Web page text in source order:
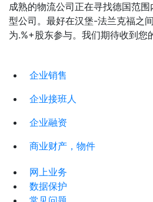
成熟的物流公司正在寻找德国范
型公司。最好在汉堡-法兰克福之
为.%+股东参与。我们期待收到您
企业销售
企业接班人
企业融资
商业财产，物件
网上业务
数据保护